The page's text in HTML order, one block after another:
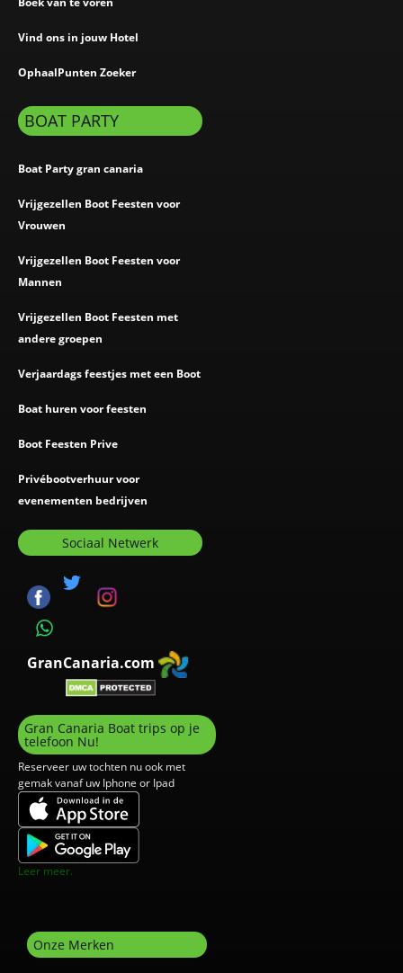
Vind ons in jouw Hotel
OphaalPunten Zoeker
BOAT PARTY
Boat Party gran canaria
Vrijgezellen Boot Feesten voor
Vrouwen
Vrijgezellen Boot Feesten voor
Mannen
Vrijgezellen Boot Feesten met
andere groepen
Verjaardags feestjes met een Boot
Boat huren voor feesten
Boot Feesten Prive
Privébootverhuur voor
evenementen bedrijven
Sociaal Netwerk
GranCanaria.com
Gran Canaria Boat trips op je
telefoon Nu!
Reserveer uw tochten nu ook met
gemak vanaf uw Iphone or Ipad
Leer meer.
Onze Merken